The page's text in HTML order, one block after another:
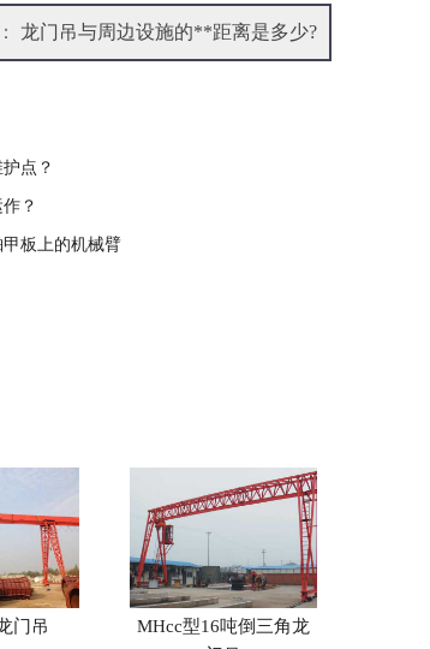
龙门吊与周边设施的**距离是多少?
点？
？
板上的机械臂
门吊
MHcc型16吨倒三角龙